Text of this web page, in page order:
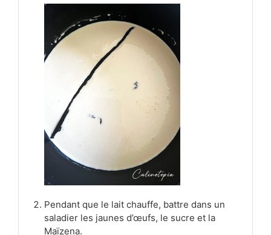
Pendant que le lait chauffe, battre dans un
saladier les jaunes d’œufs, le sucre et la
Maïzena.